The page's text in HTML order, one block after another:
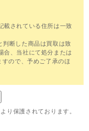
載されている住所は一致
断した商品は買取は致
合、当社にて処分または
ので、予めご了承のほ
り保護されております。